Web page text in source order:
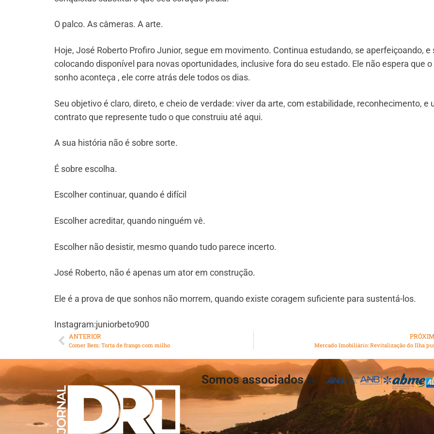
O palco. As câmeras. A arte.
Hoje, José Roberto Profiro Junior, segue em movimento. Continua estudando, se aperfeiçoando, e
colocando disponível para novas oportunidades, inclusive fora do seu estado. Ele não espera que o
sonho aconteça , ele corre atrás dele todos os dias.
Seu objetivo é claro, direto, e cheio de verdade: viver da arte, com estabilidade, reconhecimento, e
contrato que represente tudo o que construiu até aqui.
A sua história não é sobre sorte.
É sobre escolha.
Escolher continuar, quando é difícil
Escolher acreditar, quando ninguém vê.
Escolher não desistir, mesmo quando tudo parece incerto.
José Roberto, não é apenas um ator em construção.
Ele é a prova de que sonhos não morrem, quando existe coragem suficiente para sustentá-los.
Instagram:juniorbeto900
ANTERIOR
Comer Bem: Torta de frango com milho Mercado Imobiliário: Revitalização do Ilha
Somos associados à: